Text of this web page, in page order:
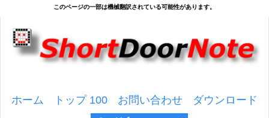
ホーム トップ 100 お問い合わせ ダウンロード